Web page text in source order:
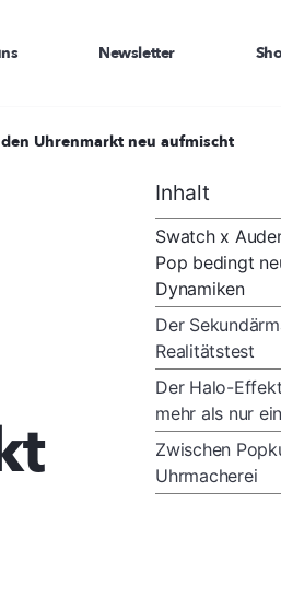
Newsletter
Uhrenmarkt neu aufmischt
Inhalt
Swatch x
Pop bedingt
Dynamiken
Der
Realitätstest
Der Halo-
mehr als nur
Zwischen
Uhrmacherei